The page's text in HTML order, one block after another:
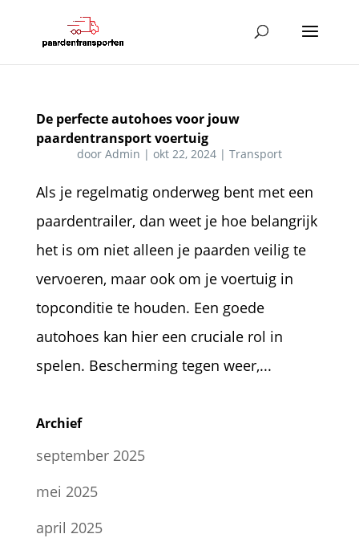
De perfecte autohoes voor jouw
paardentransport voertuig
door Admin | okt 22, 2024| Transport
Als je regelmatig onderweg bent met een
paardentrailer, dan weet je hoe belangrijk
het is om niet alleen je paarden veilig te
vervoeren, maar ook om je voertuig in
topconditie te houden. Een goede
autohoes kan hier een cruciale rol in
spelen. Bescherming tegen weer,...
Archief
september 2025
mei 2025
april 2025